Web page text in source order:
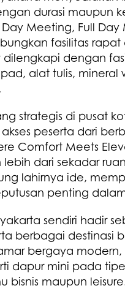
durasi maupun
Meeting, Full
fasilitas
dengan
alat tulis, mineral
strategis di pusat
peserta dari
Comfort Meets
dari sekadar
lahirnya ide,
penting
sendiri hadir
berbagai destinasi
bergaya
dapur mini pada
bisnis maupun